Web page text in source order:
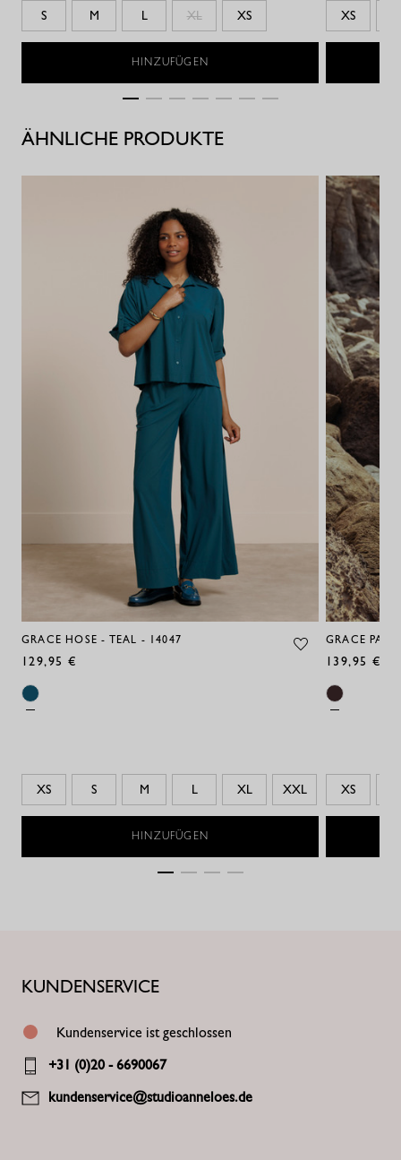
S M L XL XS
HINZUFÜGEN
XS
ÄHNLICHE PRODUKTE
GRACE HOSE - TEAL - 14047
129,95 €
XS S M L XL XXL
HINZUFÜGEN
GRACE
139,95 €
XS
KUNDENSERVICE
Kundenservice ist geschlossen
+31 (0)20 - 6690067
kundenservice@studioanneloes.de